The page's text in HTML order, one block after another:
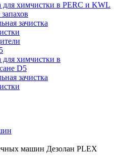
для химчистки в PERC и KWL
зачистка
для химчистки в
D5
зачистка
машин Дезолан PLEX